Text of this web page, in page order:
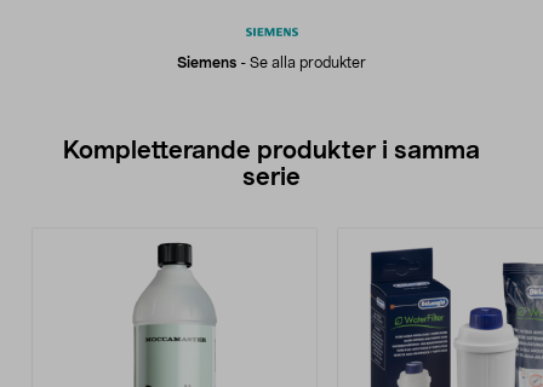
Siemens - Se alla produkter
Kompletterande produkter i samma
serie